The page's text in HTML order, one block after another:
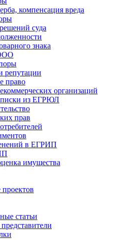
компенсация вреда
суда
знака
репутации
право
организаций
из ЕГРЮЛ
прав
в ЕГРИП
имущества
статьи